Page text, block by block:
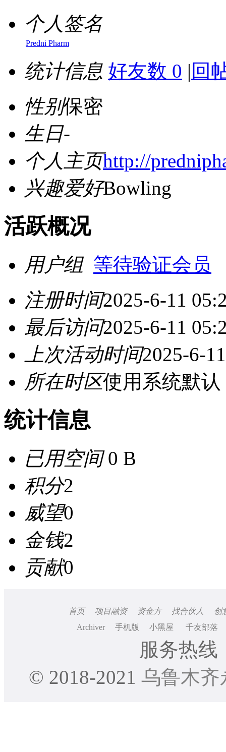
个人签名
Predni Pharm
统计信息 好友数 0 | 回
性别保密
生日-
个人主页http://
兴趣爱好Bowling
活跃概况
用户组 等待验证会员
注册时间2025-6-11
最后访问2025-6-11
上次活动时间2025-6-
所在时区使用系统默认
统计信息
已用空间0 B
积分2
威望0
金钱2
贡献0
首页 项目融资 资金方 找合伙人
创
Archiver
手机版 小黑屋 千友部落
服务热线
© 2018-2021 乌鲁木齐